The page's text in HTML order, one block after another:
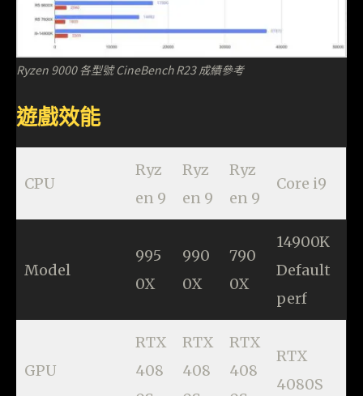
Ryzen 9000 各型號 CineBench R23 成績參考
遊戲效能
CPU
Ryz
en 9
Ryz
en 9
Ryz
en 9
Core i9
Model
995
0X
990
0X
790
0X
14900K
Default
perf
GPU
RTX
408
RTX
408
RTX
408
RTX
4080S